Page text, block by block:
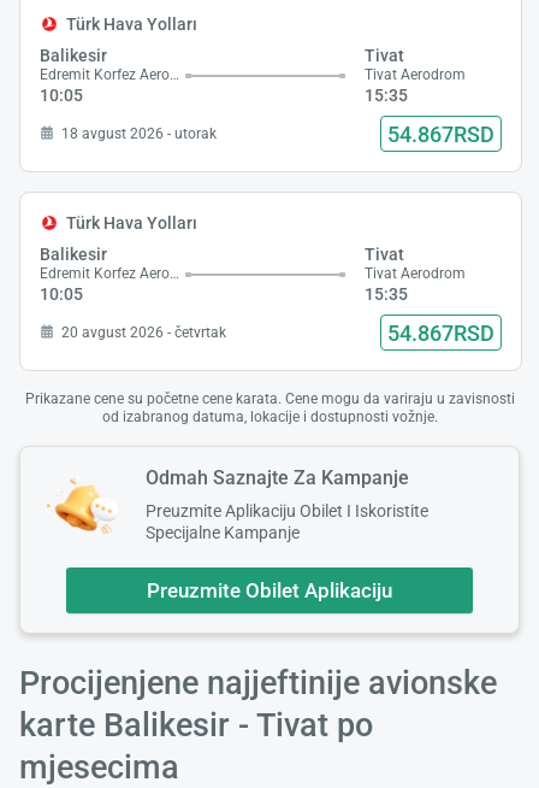
Türk Hava Yolları
Balikesir
Edremit Korfez Aerodrom
10:05
Tivat
Tivat Aerodrom
15:35
18 avgust 2026 - utorak 54.867RSD
Türk Hava Yolları
Balikesir
Edremit Korfez Aerodrom
10:05
Tivat
Tivat Aerodrom
15:35
20 avgust 2026 - četvrtak 54.867RSD
Prikazane cene su početne cene karata. Cene mogu da variraju u zavisnosti
od izabranog datuma, lokacije i dostupnosti vožnje.
Odmah Saznajte Za Kampanje
Preuzmite Aplikaciju Obilet I Iskoristite
Specijalne Kampanje
Preuzmite Obilet Aplikaciju
Procijenjene najjeftinije avionske
karte Balikesir - Tivat po
mjesecima